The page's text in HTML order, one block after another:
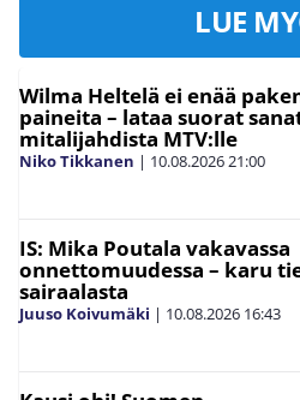
LUE
Wilma Heltelä ei enää
paineita – lataa suorat
mitalijahdista MTV:lle
Niko Tikkanen | 10.08.202621:00
IS: Mika Poutala vakavassa
onnettomuudessa – karu
sairaalasta
Juuso Koivumäki | 10.08.2026 16:43